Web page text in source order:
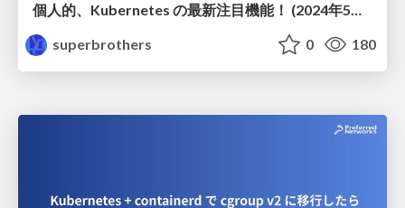
個人的、Kubernetes の最新注目機能！ (2024年5月版)
superbrothers
0 180